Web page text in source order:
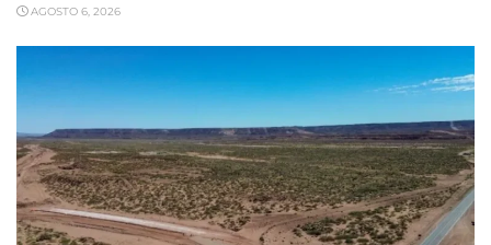
AGOSTO 6, 2026